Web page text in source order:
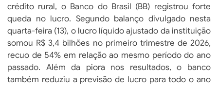
crédito rural, o Banco do Brasil (BB) registrou forte
queda no lucro. Segundo balanço divulgado nesta
quarta-feira (13), o lucro líquido ajustado da instituição
somou R$ 3,4 bilhões no primeiro trimestre de 2026,
recuo de 54% em relação ao mesmo período do ano
passado. Além da piora nos resultados, o banco
também reduziu a previsão de lucro para todo o ano